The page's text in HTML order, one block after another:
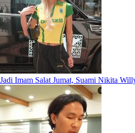
Jadi Imam Salat Jumat, Suami Nikita